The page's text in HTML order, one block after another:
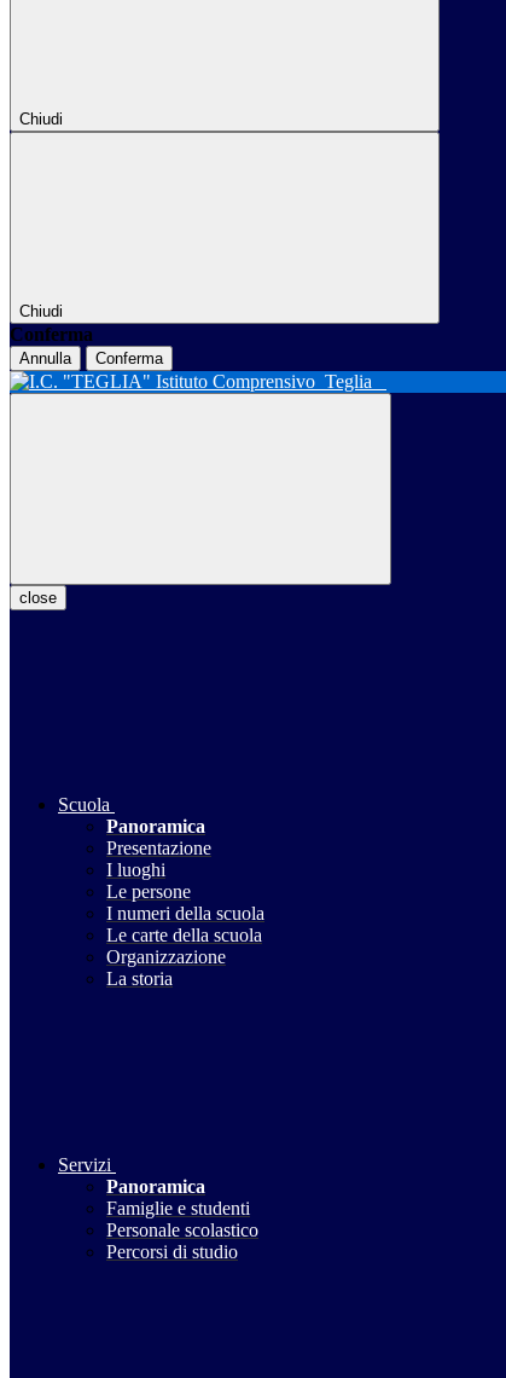
Chiudi
Chiudi
Conferma
Annulla Conferma
Istituto Comprensivo Teglia
close
Scuola
Panoramica
Presentazione
I luoghi
Le persone
I numeri della scuola
Le carte della scuola
Organizzazione
La storia
Servizi
Panoramica
Famiglie e studenti
Personale scolastico
Percorsi di studio